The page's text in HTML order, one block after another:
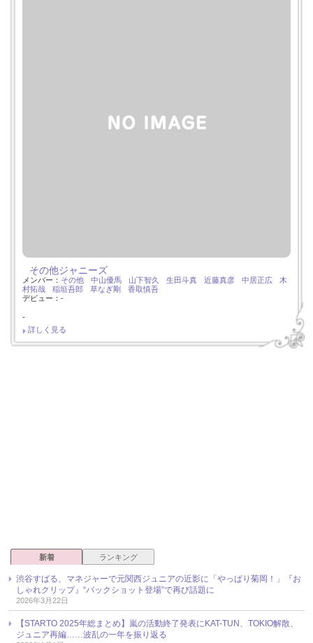
その他ジャニーズ
メンバー： その他 中山優馬 山下智久 生田斗真 近藤真彦 中居正広
木
村拓哉
稲垣吾郎 草なぎ剛
香取慎吾
デビュー：-
-
詳しく見る
新着 ランキング
渋谷すばる、マネジャーで元関西ジュニアの近影に「やっぱり菊岡！」『お
しゃれクリップ』“バックショット登場”で再び話題に
2026年3月22日
【STARTO 2025年総まとめ】嵐の活動終了発表にKAT-TUN、TOKIO解散、
ジュニア再編……波乱の一年を振り返る